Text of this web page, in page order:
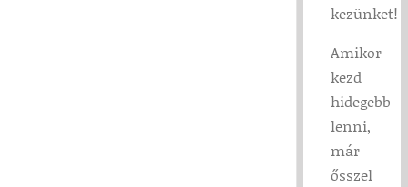
kezünket!
Amikor
kezd
hidegebb
lenni,
már
ősszel